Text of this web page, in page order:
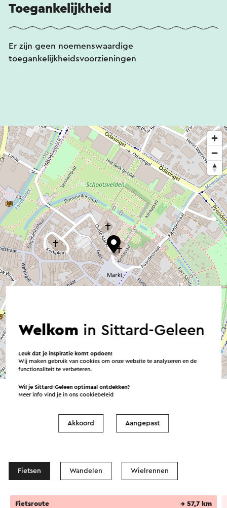
Toegankelijkheid
Er zijn geen noemenswaardige
toegankelijkheidsvoorzieningen
Fietsen Wandelen Wielrennen
Fietsroute → 57,7 km
Welkom in Sittard-Geleen
Leuk dat je inspiratie komt opdoen!
Wij maken gebruik van cookies om onze website te analyseren en de
functionaliteit te verbeteren.
Wil je Sittard-Geleen optimaal ontdekken?
Meer info vind je in onscookiebeleid
Akkoord Aangepast